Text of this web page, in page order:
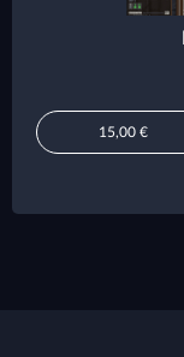
15,00 €